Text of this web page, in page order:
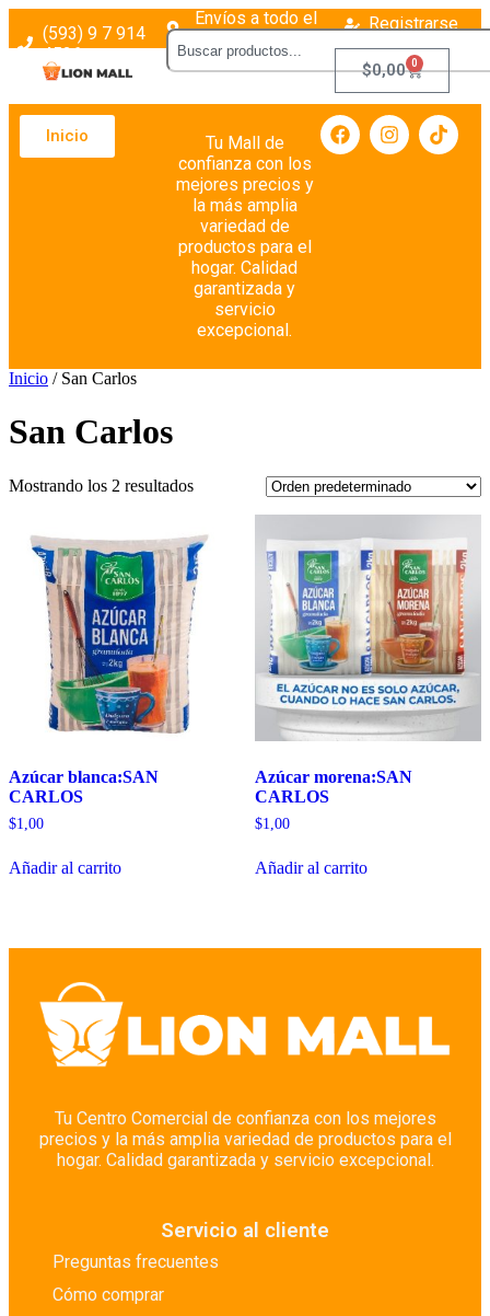
(593) 9 7 914
4526
Envíos a todo el
Registrarse
Login
$0,00 0
Inicio
Tu Mall de
confianza con los
mejores precios y
la más amplia
variedad de
productos para el
hogar. Calidad
garantizada y
servicio
excepcional.
Inicio / San Carlos
San Carlos
Mostrando los 2 resultados
Azúcar blanca:SAN
CARLOS
$1,00
Añadir al carrito
Azúcar morena:SAN
CARLOS
$1,00
Añadir al carrito
Tu Centro Comercial de confianza con los mejores
precios y la más amplia variedad de productos para el
hogar. Calidad garantizada y servicio excepcional.
Servicio al cliente
Preguntas frecuentes
Cómo comprar